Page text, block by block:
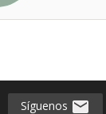
Síguenos